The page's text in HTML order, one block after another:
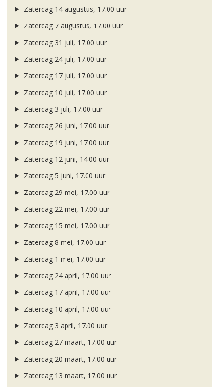
Zaterdag 14 augustus, 17.00 uur
Zaterdag 7 augustus, 17.00 uur
Zaterdag 31 juli, 17.00 uur
Zaterdag 24 juli, 17.00 uur
Zaterdag 17 juli, 17.00 uur
Zaterdag 10 juli, 17.00 uur
Zaterdag 3 juli, 17.00 uur
Zaterdag 26 juni, 17.00 uur
Zaterdag 19 juni, 17.00 uur
Zaterdag 12 juni, 14.00 uur
Zaterdag 5 juni, 17.00 uur
Zaterdag 29 mei, 17.00 uur
Zaterdag 22 mei, 17.00 uur
Zaterdag 15 mei, 17.00 uur
Zaterdag 8 mei, 17.00 uur
Zaterdag 1 mei, 17.00 uur
Zaterdag 24 april, 17.00 uur
Zaterdag 17 april, 17.00 uur
Zaterdag 10 april, 17.00 uur
Zaterdag 3 april, 17.00 uur
Zaterdag 27 maart, 17.00 uur
Zaterdag 20 maart, 17.00 uur
Zaterdag 13 maart, 17.00 uur